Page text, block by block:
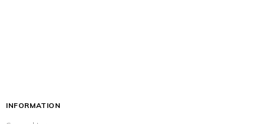
INFORMATION